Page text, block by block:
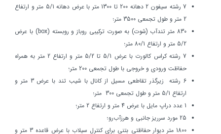
7 رشته سيفون 2 دهانه 200 تا 1300 متر با عرض دهانه 5/1 متر و ارتفاع
2 متر و طول تجمعي 3500 متر؛
830 متر تندآب (شوت) به صورت تركيبي روباز و روبسته (box) با عرض
5/2 متر و ارتفاع 80/1 متر؛
7 رشته كراس كالورت با عرض 5/1 تا 5/2 متر و ارتفاع 2 متر به همراه
حفاظت ورودي و خروجي با طول تجمعي 200 متر؛
6 رشته زيرگذر تقاطعي مسيل از كانال با شيب تند با عرض 3 متر و
ارتفاع 5/1 متر و طول تجمعي 300 متر؛
1 عدد دراپ مايل با عرض 4 متر و ارتفاع 2 متر؛
25 مورد سرريز جانبي و هرزآب‌رو؛
1800 متر ديوار حفاظتي بتني برای كنترل سيلاب با عرض قاعده 3 متر و